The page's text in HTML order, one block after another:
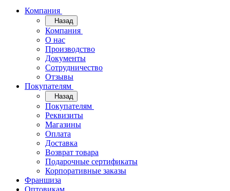
Компания
Назад
Компания
О нас
Производство
Документы
Сотрудничество
Отзывы
Покупателям
Назад
Покупателям
Реквизиты
Магазины
Оплата
Доставка
Возврат товара
Подарочные сертификаты
Корпоративные заказы
Франшиза
Оптовикам